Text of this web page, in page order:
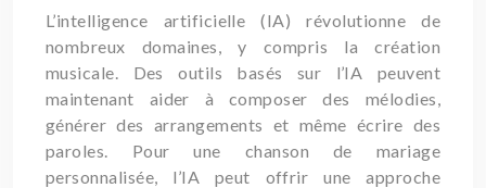
L’intelligence artificielle (IA) révolutionne de
nombreux domaines, y compris la création
musicale. Des outils basés sur l’IA peuvent
maintenant aider à composer des mélodies,
générer des arrangements et même écrire des
paroles. Pour une chanson de mariage
personnalisée, l’IA peut offrir une approche